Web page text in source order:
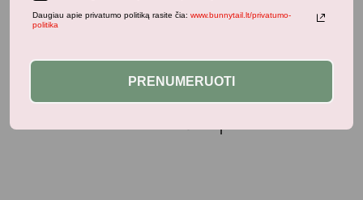
Panašūs produktai
Daugiau apie privatumo politiką rasite čia: www.bunnytail.lt/privatumo-
politika
PRENUMERUOTI